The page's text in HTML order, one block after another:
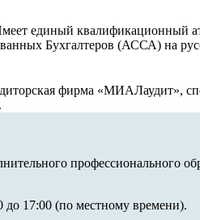
единый квалификационный
Бухгалтеров (АССА) на
фирма «МИАЛаудит»,
профессионального
до 17:00 (по местному времени).